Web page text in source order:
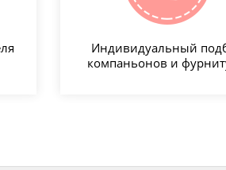
Индивидуальный
компаньонов и